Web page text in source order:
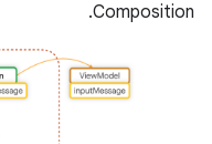
Composition.